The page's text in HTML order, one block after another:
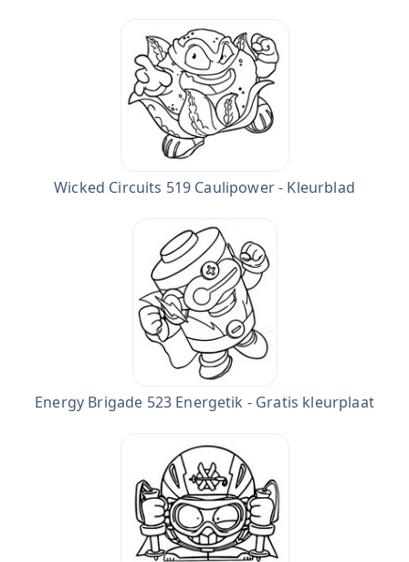
Wicked Circuits 519 Caulipower - Kleurblad
Energy Brigade 523 Energetik - Gratis kleurplaat